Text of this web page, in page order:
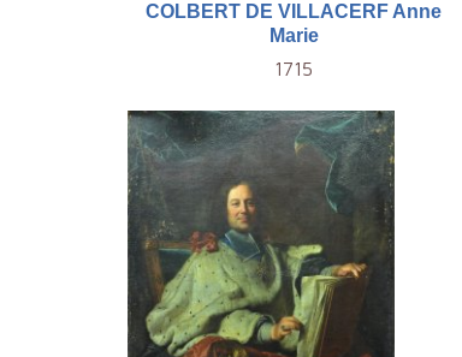
COLBERT DE VILLACERF Anne
Marie
1715